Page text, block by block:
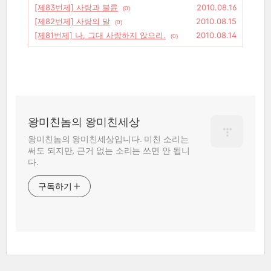
[제83번제] 사랑과 불륜 (0)
2010.08.16
[제82번제] 사랑의 말
(0)
2010.08.15
[제81번제] 나, 그대 사랑하지 않으리.
(0) 2010.08.14
왕미친놈의 왕미친세상
왕미친놈의 왕미친세상입니다. 미친 소리는
써도 되지만, 근거 없는 소리는 쓰면 안 됩니
다.
구독하기